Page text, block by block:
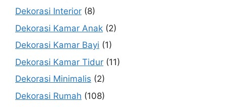
Dekorasi Interior (8)
Dekorasi Kamar Anak (2)
Dekorasi Kamar Bayi (1)
Dekorasi Kamar Tidur (11)
Dekorasi Minimalis (2)
Dekorasi Rumah (108)